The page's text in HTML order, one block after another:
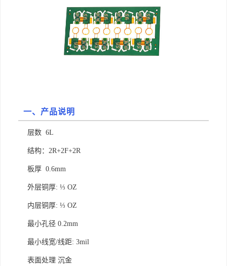
一、产品说明
层数 6L
结构：2R+2F+2R
板厚 0.6mm
外层铜厚: ⅓ OZ
内层铜厚: ⅓ OZ
最小孔径 0.2mm
最小线宽/线距: 3mil
表面处理 沉金